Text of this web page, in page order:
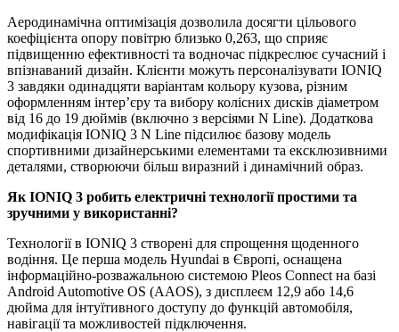
Аеродинамічна оптимізація дозволила досягти цільового
коефіцієнта опору повітрю близько 0,263, що сприяє
підвищенню ефективності та водночас підкреслює сучасний і
впізнаваний дизайн. Клієнти можуть персоналізувати IONIQ
3 завдяки одинадцяти варіантам кольору кузова, різним
оформленням інтер’єру та вибору колісних дисків діаметром
від 16 до 19 дюймів (включно з версіями N Line). Додаткова
модифікація IONIQ 3 N Line підсилює базову модель
спортивними дизайнерськими елементами та ексклюзивними
деталями, створюючи більш виразний і динамічний образ.
Як IONIQ 3 робить електричні технології простими та
зручними у використанні?
Технології в IONIQ 3 створені для спрощення щоденного
водіння. Це перша модель Hyundai в Європі, оснащена
інформаційно-розважальною системою Pleos Connect на базі
Android Automotive OS (AAOS), з дисплеєм 12,9 або 14,6
дюйма для інтуїтивного доступу до функцій автомобіля,
навігації та можливостей підключення.